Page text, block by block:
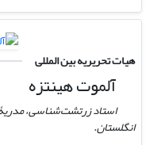
هیات تحریریه بین المللی
آلموت هینتزه
استاد زرتشت‌شناسی، مدریۀ
انگلستان.